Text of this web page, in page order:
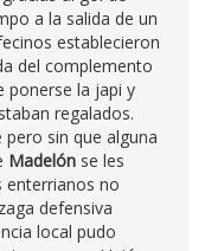
a la salida de un
establecieron
del complemento
ponerse la japi y
regalados.
sin que alguna
Madelón se les
enterrianos no
defensiva
local pudo